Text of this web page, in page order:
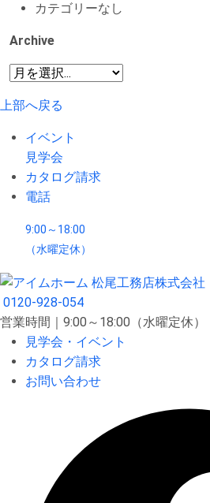
カテゴリーなし
Archive
上部へ戻る
イベント
見学会
カタログ請求
電話
9:00～18:00
（水曜定休）
0120-928-054
営業時間｜9:00～18:00（水曜定休）
見学会・イベント
カタログ請求
お問い合わせ